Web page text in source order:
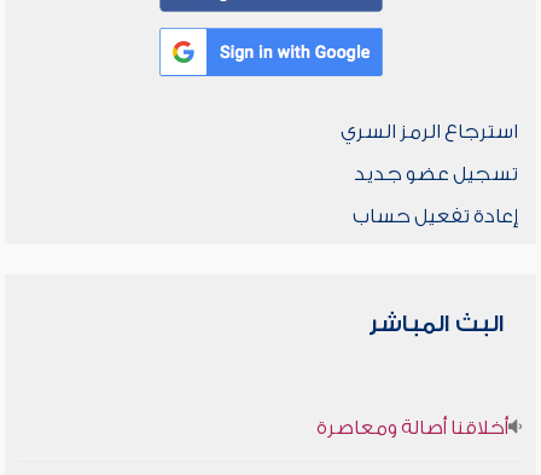
استرجاع الرمز السري
تسجيل عضو جديد
إعادة تفعيل حساب
البث المباشر
أخلاقنا أصالة ومعاصرة